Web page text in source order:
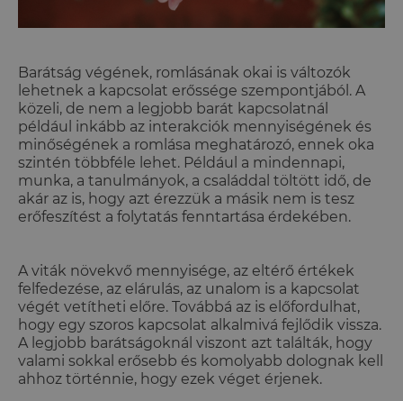
Barátság végének, romlásának okai is változók
lehetnek a kapcsolat erőssége szempontjából. A
közeli, de nem a legjobb barát kapcsolatnál
például inkább az interakciók mennyiségének és
minőségének a romlása meghatározó, ennek oka
szintén többféle lehet. Például a mindennapi,
munka, a tanulmányok, a családdal töltött idő, de
akár az is, hogy azt érezzük a másik nem is tesz
erőfeszítést a folytatás fenntartása érdekében.
A viták növekvő mennyisége, az eltérő értékek
felfedezése, az elárulás, az unalom is a kapcsolat
végét vetítheti előre. Továbbá az is előfordulhat,
hogy egy szoros kapcsolat alkalmivá fejlődik vissza.
A legjobb barátságoknál viszont azt találták, hogy
valami sokkal erősebb és komolyabb dolognak kell
ahhoz történnie, hogy ezek véget érjenek.